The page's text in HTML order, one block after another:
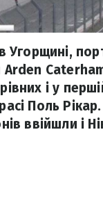
Угорщині,
Arden
і у
Поль
ввійшли і